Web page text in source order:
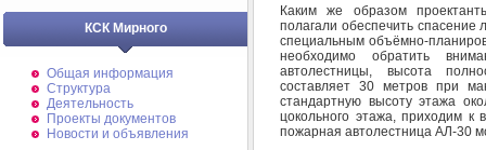
КСК Мирного
Общая информация
Структура
Деятельность
Проекты документов
Новости и объявления
Каким же образом
полагали обеспечить
специальным объёмно-
необходимо обратить
автолестницы, высота
составляет 30 метров при
стандартную высоту этажа
цокольного этажа, приходим к
пожарная автолестница АЛ-30